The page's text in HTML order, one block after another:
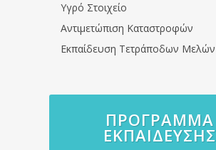
Υγρό Στοιχείο
Αντιμετώπιση Καταστροφών
Εκπαίδευση Τετράποδων Μελών
ΠΡΌΓΡΑΜΜΑ
ΕΚΠΑΊΔΕΥΣΗΣ